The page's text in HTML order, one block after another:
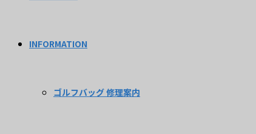
INFORMATION
ゴルフバッグ 修理案内